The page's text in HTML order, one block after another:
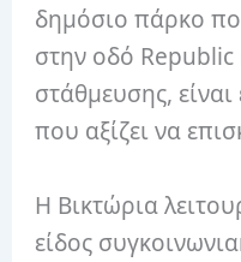
δημόσιο πάρκο
στην οδό Republic
στάθμευσης,
που αξίζει να
Η Βικτώρια
είδος